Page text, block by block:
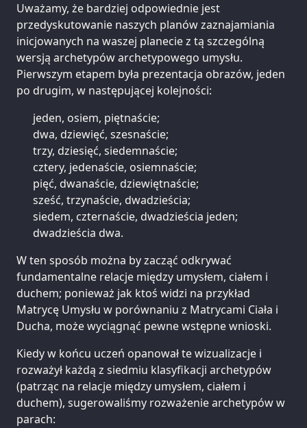
Uważamy, że bardziej odpowiednie jest
przedyskutowanie naszych planów zaznajamiania
inicjowanych na waszej planecie z tą szczególną
wersją archetypów archetypowego umysłu.
Pierwszym etapem była prezentacja obrazów, jeden
po drugim, w następującej kolejności:
jeden, osiem, piętnaście;
dwa, dziewięć, szesnaście;
trzy, dziesięć, siedemnaście;
cztery, jedenaście, osiemnaście;
pięć, dwanaście, dziewiętnaście;
sześć, trzynaście, dwadzieścia;
siedem, czternaście, dwadzieścia jeden;
dwadzieścia dwa.
W ten sposób można by zacząć odkrywać
fundamentalne relacje między umysłem, ciałem i
duchem; ponieważ jak ktoś widzi na przykład
Matrycę Umysłu w porównaniu z Matrycami Ciała i
Ducha, może wyciągnąć pewne wstępne wnioski.
Kiedy w końcu uczeń opanował te wizualizacje i
rozważył każdą z siedmiu klasyfikacji archetypów
(patrząc na relacje między umysłem, ciałem i
duchem), sugerowaliśmy rozważenie archetypów w
parach: